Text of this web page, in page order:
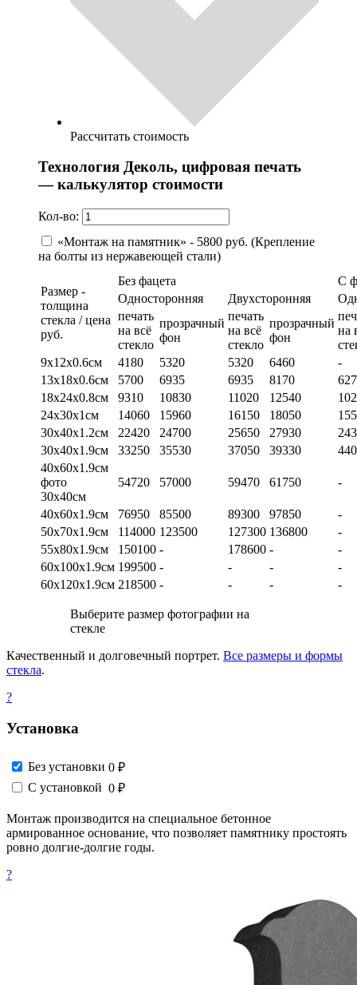
Рассчитать стоимость
Технология Деколь, цифровая печать
— калькулятор стоимости
Кол-во:
«Монтаж на памятник» - 5800 руб. (Крепление
на болты из нержавеющей стали)
Размер -
толщина
стекла / цена
руб.
Без фацета
С
Односторонняя
Двухсторонняя
печать
на всё
стекло
прозрачный
фон
печать
на всё
стекло
прозрачный
фон
на
9х12х0.6см
4180 5320 5320 6460
-
13х18х0.6см
5700 6935 6935 8170
18х24х0.8см
9310 10830 11020 12540
24х30х1см
14060 15960 16150 18050
30х40х1.2см
22420 24700 25650 27930
30х40х1.9см
33250 35530 37050 39330
40х60х1.9см
фото
30х40см
54720 57000 59470 61750 -
40х60х1.9см 76950 85500 89300 97850
-
50х70х1.9см
114000 123500 127300 136800
-
55х80х1.9см
150100 - 178600 -
-
60х100х1.9см 199500 - - -
-
60х120х1.9см 218500 - - - -
Выберите размер фотографии на
стекле
Качественный и долговечный портрет. Все размеры и формы
стекла.
?
Установка
Без установки 0 ₽
С установкой 0 ₽
Монтаж производится на специальное бетонное
армированное основание, что позволяет памятнику простоять
ровно долгие-долгие годы.
?